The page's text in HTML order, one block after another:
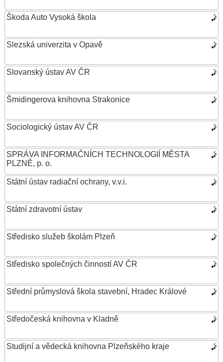
Škoda Auto Vysoká škola
Slezská univerzita v Opavě
Slovanský ústav AV ČR
Šmidingerova knihovna Strakonice
Sociologický ústav AV ČR
SPRÁVA INFORMAČNÍCH TECHNOLOGIÍ MĚSTA
PLZNĚ, p. o.
Státní ústav radiační ochrany, v.v.i.
Státní zdravotní ústav
Středisko služeb školám Plzeň
Středisko společných činností AV ČR
Střední průmyslová škola stavební, Hradec Králové
Středočeská knihovna v Kladně
Studijní a vědecká knihovna Plzeňského kraje